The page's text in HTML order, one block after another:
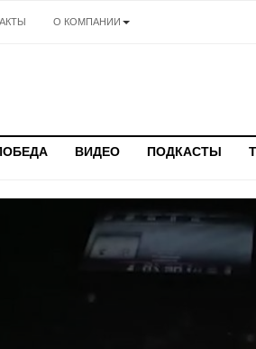
О КОМПАНИИ
ВИДЕО ПОДКАСТЫ